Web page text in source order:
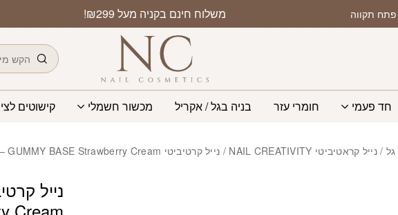
משלוח חינם בקניה מעל ₪299!
חיפוש
חד פעמי חומרי עזר בניה בגל / אקריל מכשור חשמלי קישוטים
/ נייל קראטיביטי NAIL CREATIVITY / נייל קרטיביטי GUMMY BASE Strawberry Cream – גומי ראבר בייס סטרוברי קרם 15 מל